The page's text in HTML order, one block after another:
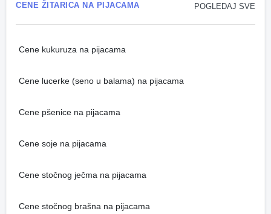
POGLEDAJ SVE
CENE ŽITARICA NA PIJACAMA
Cene kukuruza na pijacama
Cene lucerke (seno u balama) na pijacama
Cene pšenice na pijacama
Cene soje na pijacama
Cene stočnog ječma na pijacama
Cene stočnog brašna na pijacama